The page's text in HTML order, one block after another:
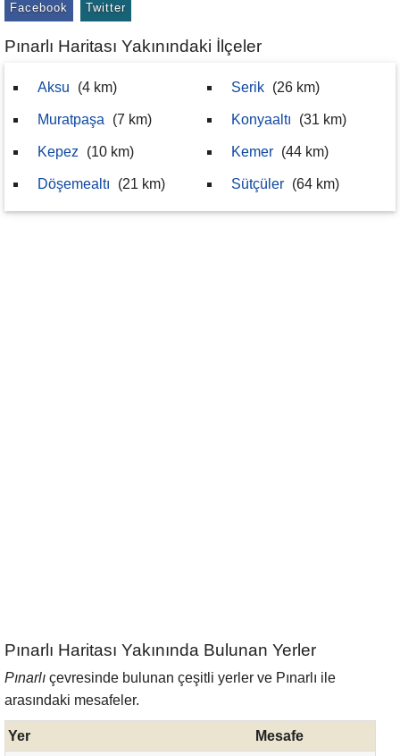
Facebook Twitter
Pınarlı Haritası Yakınındaki İlçeler
Aksu (4 km)
Muratpaşa (7 km)
Kepez (10 km)
Döşemealtı (21 km)
Serik (26 km)
Konyaaltı (31 km)
Kemer (44 km)
Sütçüler (64 km)
Pınarlı Haritası Yakınında Bulunan Yerler
Pınarlı çevresinde bulunan çeşitli yerler ve Pınarlı ile
arasındaki mesafeler.
Yer
Mesafe